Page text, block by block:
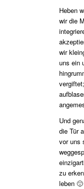
Heben
wir die
wir
uns ein
Und
die Tür
vor uns
zu
leben 🙂